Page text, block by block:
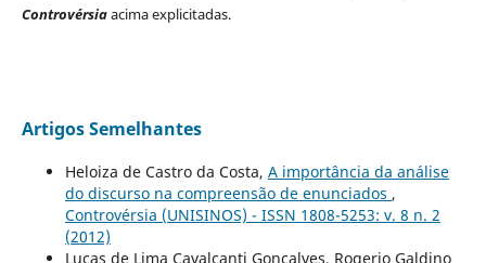
Controvérsiaacima explicitadas.
Artigos Semelhantes
Heloiza de Castro da Costa, A importância da análise
do discurso na compreensão de enunciados ,
Controvérsia (UNISINOS) - ISSN 1808-5253: v. 8 n. 2
(2012)
Lucas de Lima Cavalcanti Gonçalves, Rogerio Galdino